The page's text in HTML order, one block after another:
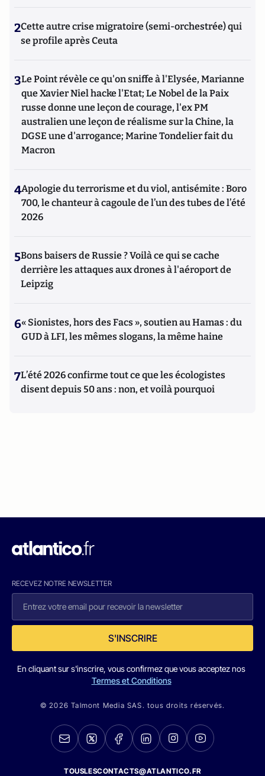
2Cette autre crise migratoire (semi-orchestrée) qui
se profile après Ceuta
3Le Point révèle ce qu'on sniffe à l'Elysée, Marianne
que Xavier Niel hacke l'Etat; Le Nobel de la Paix
russe donne une leçon de courage, l'ex PM
australien une leçon de réalisme sur la Chine, la
DGSE une d'arrogance; Marine Tondelier fait du
Macron
4Apologie du terrorisme et du viol, antisémite : Boro
700, le chanteur à cagoule de l’un des tubes de l’été
2026
5Bons baisers de Russie ? Voilà ce qui se cache
derrière les attaques aux drones à l'aéroport de
Leipzig
6« Sionistes, hors des Facs », soutien au Hamas : du
GUD à LFI, les mêmes slogans, la même haine
7L’été 2026 confirme tout ce que les écologistes
disent depuis 50 ans : non, et voilà pourquoi
RECEVEZ NOTRE NEWSLETTER
S'INSCRIRE
En cliquant sur s'inscrire, vous confirmez que vous acceptez nos
Termes et Conditions
© 2026 Talmont Media SAS. tous droits réservés.
TOUSLESCONTACTS@ATLANTICO.FR